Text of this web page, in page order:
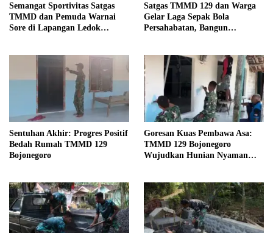
Semangat Sportivitas Satgas
TMMD dan Pemuda Warnai
Sore di Lapangan Ledok
Satgas TMMD 129 dan Warga
Gelar Laga Sepak Bola
Persahabatan, Bangun
Sentuhan Akhir: Progres Positif
Bedah Rumah TMMD 129
Bojonegoro
Goresan Kuas Pembawa Asa:
TMMD 129 Bojonegoro
Wujudkan Hunian Nyaman